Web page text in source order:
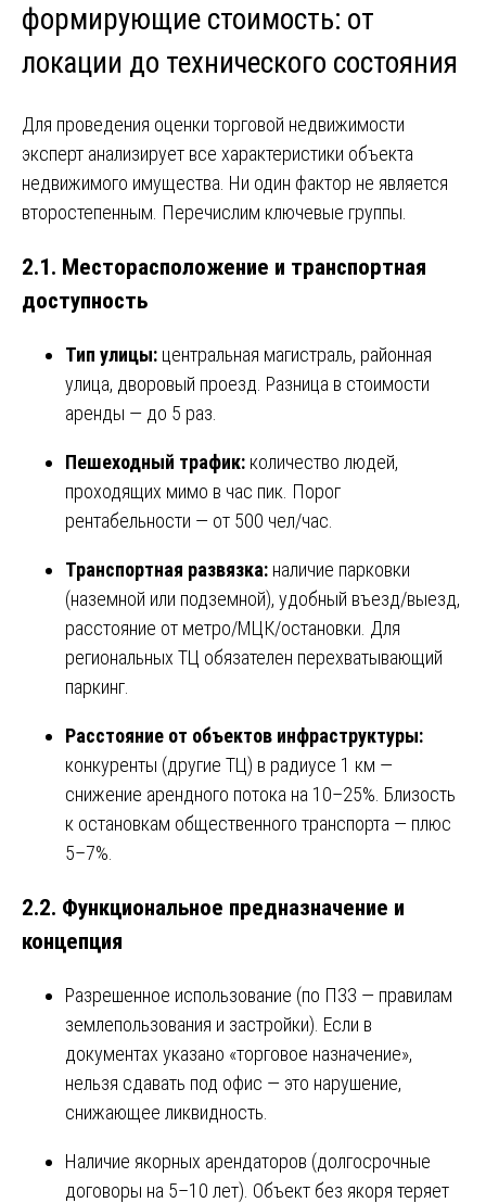
формирующие стоимость: от
локации до технического состояния
Для проведения оценки торговой недвижимости
эксперт анализирует все характеристики объекта
недвижимого имущества. Ни один фактор не является
второстепенным. Перечислим ключевые группы.
2.1. Месторасположение и транспортная
доступность
Тип улицы: центральная магистраль, районная
улица, дворовый проезд. Разница в стоимости
аренды — до 5 раз.
Пешеходный трафик: количество людей,
проходящих мимо в час пик. Порог
рентабельности — от 500 чел/час.
Транспортная развязка: наличие парковки
(наземной или подземной), удобный въезд/выезд,
расстояние от метро/МЦК/остановки. Для
региональных ТЦ обязателен перехватывающий
паркинг.
Расстояние от объектов инфраструктуры:
конкуренты (другие ТЦ) в радиусе 1 км —
снижение арендного потока на 10–25%. Близость
к остановкам общественного транспорта — плюс
5–7%.
2.2. Функциональное предназначение и
концепция
Разрешенное использование (по ПЗЗ — правилам
землепользования и застройки). Если в
документах указано «торговое назначение»,
нельзя сдавать под офис — это нарушение,
снижающее ликвидность.
Наличие якорных арендаторов (долгосрочные
договоры на 5–10 лет). Объект без якоря теряет